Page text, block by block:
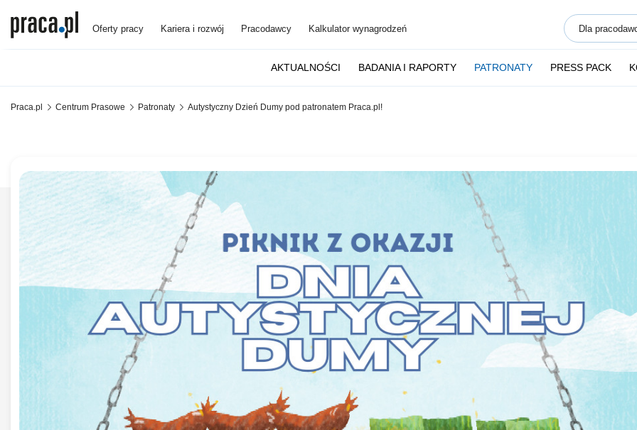
Oferty pracy Kariera i rozwój Pracodawcy Kalkulator wynagrodzeń Dla
AKTUALNOŚCI BADANIA I RAPORTY PATRONATY PRESS PACK
Praca.pl Centrum Prasowe Patronaty Autystyczny Dzień Dumy pod patronatem Praca.pl!